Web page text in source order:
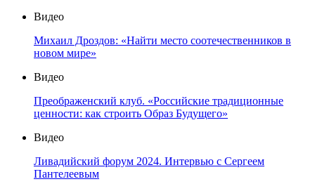
Видео
Михаил Дроздов: «Найти место соотечественников в
новом мире»
Видео
Преображенский клуб. «Российские традиционные
ценности: как строить Образ Будущего»
Видео
Ливадийский форум 2024. Интервью с Сергеем
Пантелеевым